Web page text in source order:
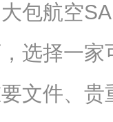
包航空
选择一
文件、